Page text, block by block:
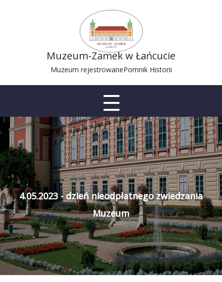
Muzeum-Zamek w Łańcucie
Muzeum rejestrowanePomnik Historii
4.05.2023 - dzień nieodpłatnego zwiedzania
Muzeum